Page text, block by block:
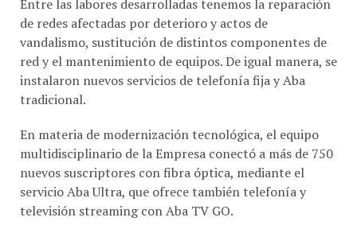
de redes afectadas por deterioro y actos de
vandalismo, sustitución de distintos componentes de
red y el mantenimiento de equipos. De igual manera, se
instalaron nuevos servicios de telefonía fija y Aba
tradicional.
multidisciplinario de la Empresa conectó a más de 750
nuevos suscriptores con fibra óptica, mediante el
servicio Aba Ultra, que ofrece también telefonía y
televisión streaming con Aba TV GO.